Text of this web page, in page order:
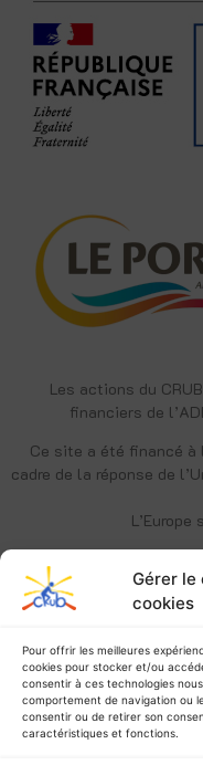
Gérer le
cookies
Pour offrir les meilleures
cookies pour stocker et/ou
consentir à ces technologies
comportement de navigation ou
consentir ou de retirer son
caractéristiques et fonctions.
Les actions du
financiers de
Ce site a été financé à
cadre de la réponse de
L’Europe